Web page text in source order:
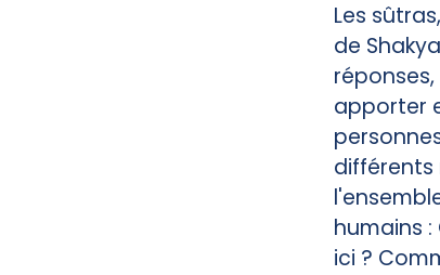
Les
de
apporter
différents
humains
ici ?